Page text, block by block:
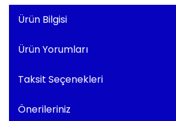
Ürün Bilgisi
Ürün Yorumları
Taksit Seçenekleri
Önerileriniz